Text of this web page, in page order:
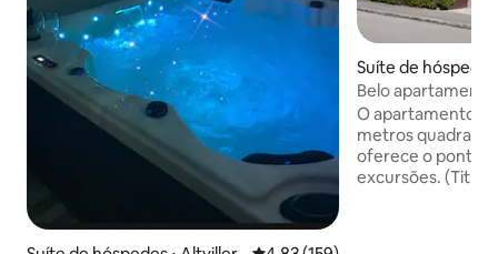
Suíte de
en
Belo
O apartamento
metros quadrados. O
oferece o ponto
excursões.